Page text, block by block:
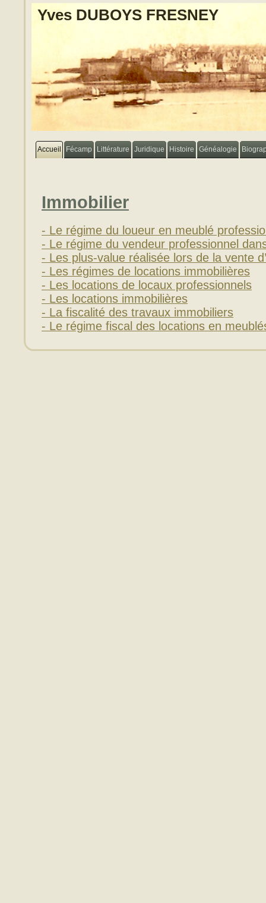
Yves DUBOYS FRESNEY
Accueil Fécamp Littérature Juridique Histoire Généalogie
Immobilier
- Le régime du loueur en meublé
- Le régime du vendeur professionnel
- Les plus-value réalisée lors de la vente
- Les régimes de locations immobilières
- Les locations de locaux professionnels
- Les locations immobilières
- La fiscalité des travaux immobiliers
- Le régime fiscal des locations en